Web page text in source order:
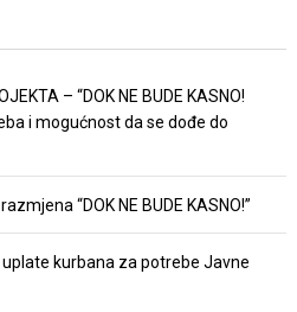
– “DOK NE BUDE KASNO!
i mogućnost da se dođe do
“DOK NE BUDE KASNO!”
kurbana za potrebe Javne